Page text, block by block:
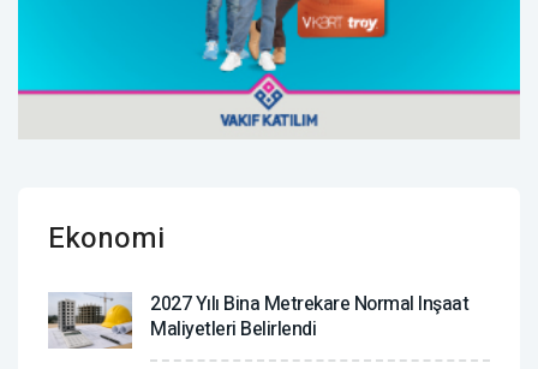
Ekonomi
2027 Yılı Bina Metrekare Normal Inşaat
Maliyetleri Belirlendi